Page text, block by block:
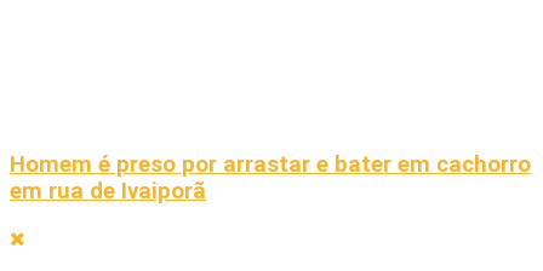
Homem é preso por arrastar e bater em cachorro
em rua de Ivaiporã